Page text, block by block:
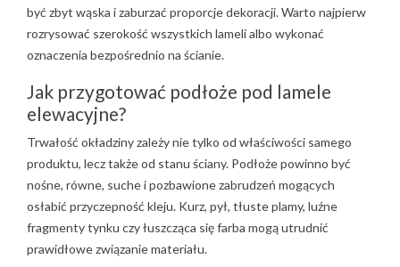
być zbyt wąska i zaburzać proporcje dekoracji. Warto najpierw
rozrysować szerokość wszystkich lameli albo wykonać
oznaczenia bezpośrednio na ścianie.
Jak przygotować podłoże pod lamele
elewacyjne?
Trwałość okładziny zależy nie tylko od właściwości samego
produktu, lecz także od stanu ściany. Podłoże powinno być
nośne, równe, suche i pozbawione zabrudzeń mogących
osłabić przyczepność kleju. Kurz, pył, tłuste plamy, luźne
fragmenty tynku czy łuszcząca się farba mogą utrudnić
prawidłowe związanie materiału.